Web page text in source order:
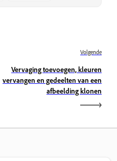
Volgende
Vervaging toevoegen, kleuren
vervangen en gedeelten van een
afbeelding klonen